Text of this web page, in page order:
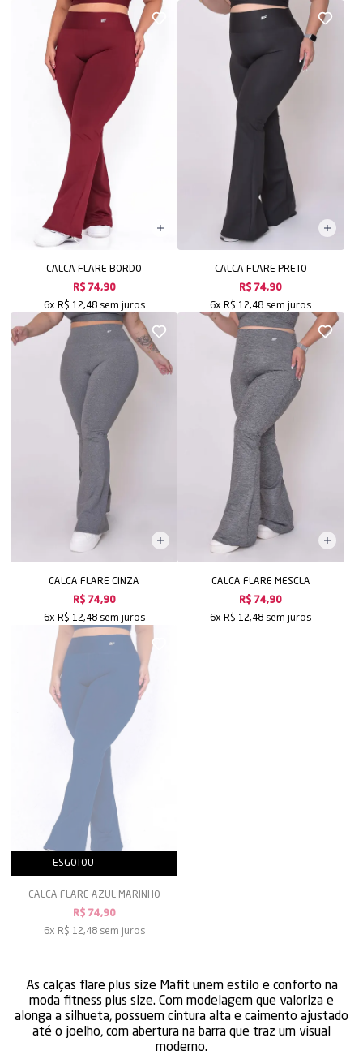
CALCA FLARE BORDO
R$ 74,90
6x R$ 12,48 sem juros
CALCA FLARE PRETO
R$ 74,90
6x R$ 12,48 sem juros
CALCA FLARE CINZA
R$ 74,90
6x R$ 12,48 sem juros
CALCA FLARE MESCLA
R$ 74,90
6x R$ 12,48 sem juros
ESGOTOU
CALCA FLARE AZUL MARINHO
R$ 74,90
6x R$ 12,48 sem juros
As calças flare plus size Mafit unem estilo e conforto na
moda fitness plus size. Com modelagem que valoriza e
alonga a silhueta, possuem cintura alta e caimento ajustado
até o joelho, com abertura na barra que traz um visual
moderno.